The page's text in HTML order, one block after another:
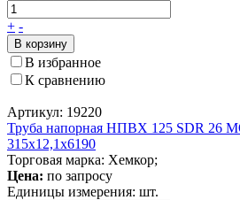
+ -
В корзину
В избранное
К сравнению
Артикул: 19220
Труба напорная НПВХ 125 SDR 26
315x12,1x6190
Торговая марка: Хемкор;
Цена: по запросу
Единицы измерения: шт.